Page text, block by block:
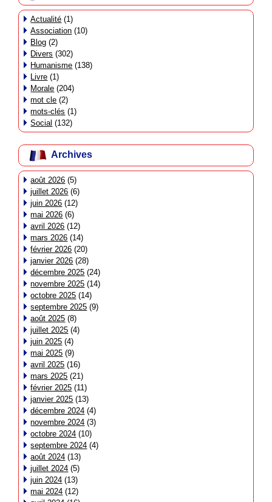
Actualité (1)
Association (10)
Blog (2)
Divers (302)
Humanisme (138)
Livre (1)
Morale (204)
mot cle (2)
mots-clés (1)
Social (132)
Archives
août 2026 (5)
juillet 2026 (6)
juin 2026 (12)
mai 2026 (6)
avril 2026 (12)
mars 2026 (14)
février 2026 (20)
janvier 2026 (28)
décembre 2025 (24)
novembre 2025 (14)
octobre 2025 (14)
septembre 2025 (9)
août 2025 (8)
juillet 2025 (4)
juin 2025 (4)
mai 2025 (9)
avril 2025 (16)
mars 2025 (21)
février 2025 (11)
janvier 2025 (13)
décembre 2024 (4)
novembre 2024 (3)
octobre 2024 (10)
septembre 2024 (4)
août 2024 (13)
juillet 2024 (5)
juin 2024 (13)
mai 2024 (12)